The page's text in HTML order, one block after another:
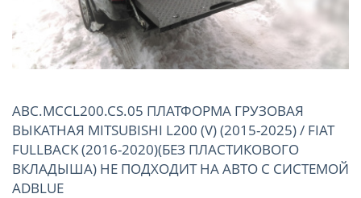
ABC.MCCL200.CS.05 ПЛАТФОРМА ГРУЗОВАЯ
ВЫКАТНАЯ MITSUBISHI L200 (V) (2015-2025) / FIAT
FULLBACK (2016-2020)(БЕЗ ПЛАСТИКОВОГО
ВКЛАДЫША) НЕ ПОДХОДИТ НА АВТО С СИСТЕМОЙ
ADBLUE